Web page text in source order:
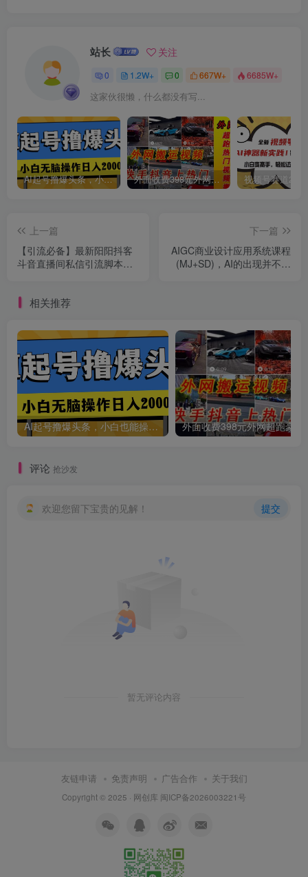
站长 关注
0 1.2W+ 0 667W+ 6685W+
这家伙很懒，什么都没有写...
AI起号撸爆头条，小白也能操作，日入2000+ 外面收费398元外网超跑豪车汽车视频搬运至快手抖音上热门项目
上一篇
【引流必备】最新阳阳抖客
斗音直播间私信引流脚本，
下一篇
AIGC商业设计应用系统课程
(MJ+SD)，AI的出现并不是
相关推荐
AI起号撸爆头条，小白也能操作，日入2000+
评论 抢沙发
欢迎您留下宝贵的见解！ 提交
暂无评论内容
友链申请 免责声明 广告合作 关于我们
Copyright © 2025 · 网创库 闽ICP备2026003221号